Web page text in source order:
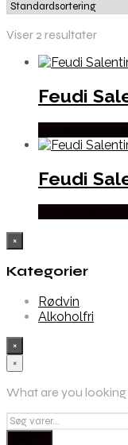
Viser 2 resultater
Feudi
Feudi
×
Kategorier
Rødvin
Alkoholfri
×
×
What are you